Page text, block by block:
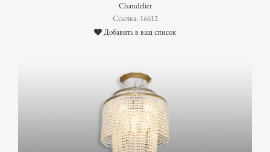
Chandelier
Ссылка: 16612
Добавить в ваш список